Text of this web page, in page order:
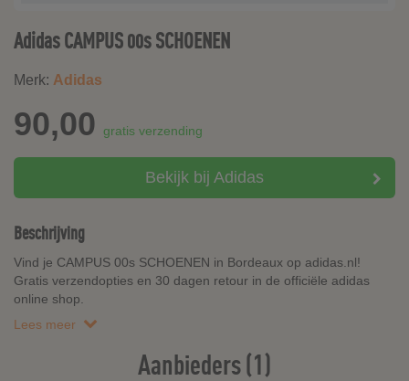
Adidas CAMPUS 00s SCHOENEN
Merk: Adidas
90,00 gratis verzending
Bekijk bij Adidas
Beschrijving
Vind je CAMPUS 00s SCHOENEN in Bordeaux op adidas.nl!
Gratis verzendopties en 30 dagen retour in de officiële adidas
online shop.
Lees meer
Aanbieders (1)